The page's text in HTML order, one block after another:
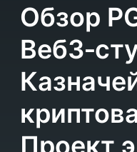
Обзор
Проект